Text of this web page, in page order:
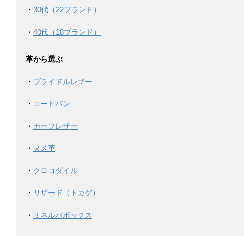
・ 30代（22ブランド）
・ 40代（18ブランド）
革から選ぶ
・ ブライドルレザー
・ コードバン
・ カーフレザー
・ ヌメ革
・ クロコダイル
・ リザード（トカゲ）
・ ミネルバボックス